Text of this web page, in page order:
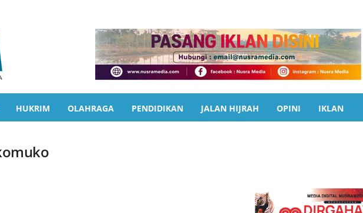
HUKRIM OLAHRAGA PENDIDIKAN JALAN HIJRAH OPINI IKLAN